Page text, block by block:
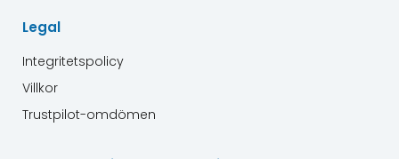
Legal
Integritetspolicy
Villkor
Trustpilot-omdömen